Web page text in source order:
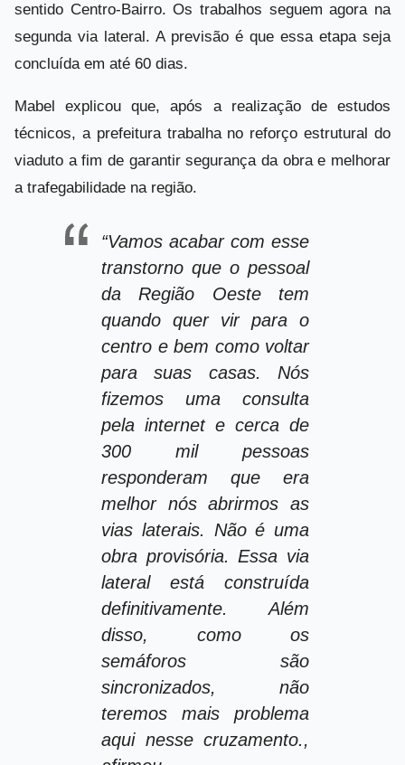
sentido Centro-Bairro. Os trabalhos seguem agora na
segunda via lateral. A previsão é que essa etapa seja
concluída em até 60 dias.
Mabel explicou que, após a realização de estudos
técnicos, a prefeitura trabalha no reforço estrutural do
viaduto a fim de garantir segurança da obra e melhorar
a trafegabilidade na região.
“Vamos acabar com esse
transtorno que o pessoal
da Região Oeste tem
quando quer vir para o
centro e bem como voltar
para suas casas. Nós
fizemos uma consulta
pela internet e cerca de
300 mil pessoas
responderam que era
melhor nós abrirmos as
vias laterais. Não é uma
obra provisória. Essa via
lateral está construída
definitivamente. Além
disso, como os
semáforos são
sincronizados, não
teremos mais problema
aqui nesse cruzamento.,